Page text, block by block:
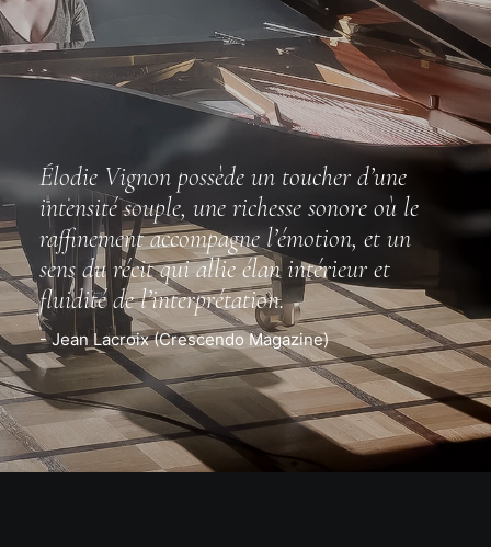
Élodie Vignon possède un toucher d’une
intensité souple, une richesse sonore où le
raffinement accompagne l’émotion, et un
sens du récit qui allie élan intérieur et
fluidité de l’interprétation.
- Jean Lacroix (Crescendo Magazine)